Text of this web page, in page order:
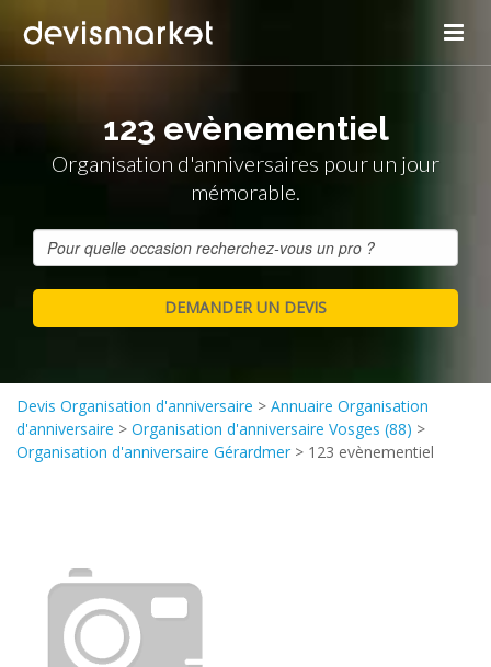
123 evènementiel
Organisation d'anniversaires pour un jour
mémorable.
Devis Organisation d'anniversaire > Annuaire Organisation
d'anniversaire > Organisation d'anniversaire Vosges (88) >
Organisation d'anniversaire Gérardmer > 123 evènementiel